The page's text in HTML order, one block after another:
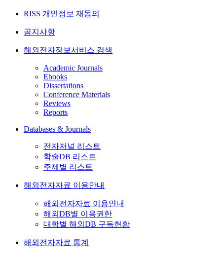
RISS 개인정보 재동의
공지사항
해외전자정보서비스 검색
Academic Journals
Ebooks
Dissertations
Conference Materials
Reviews
Reports
Databases & Journals
전자저널 리스트
학술DB 리스트
주제별 리스트
해외전자자료 이용안내
해외전자자료 이용안내
해외DB별 이용권한
대학별 해외DB 구독현황
해외전자자료 통계